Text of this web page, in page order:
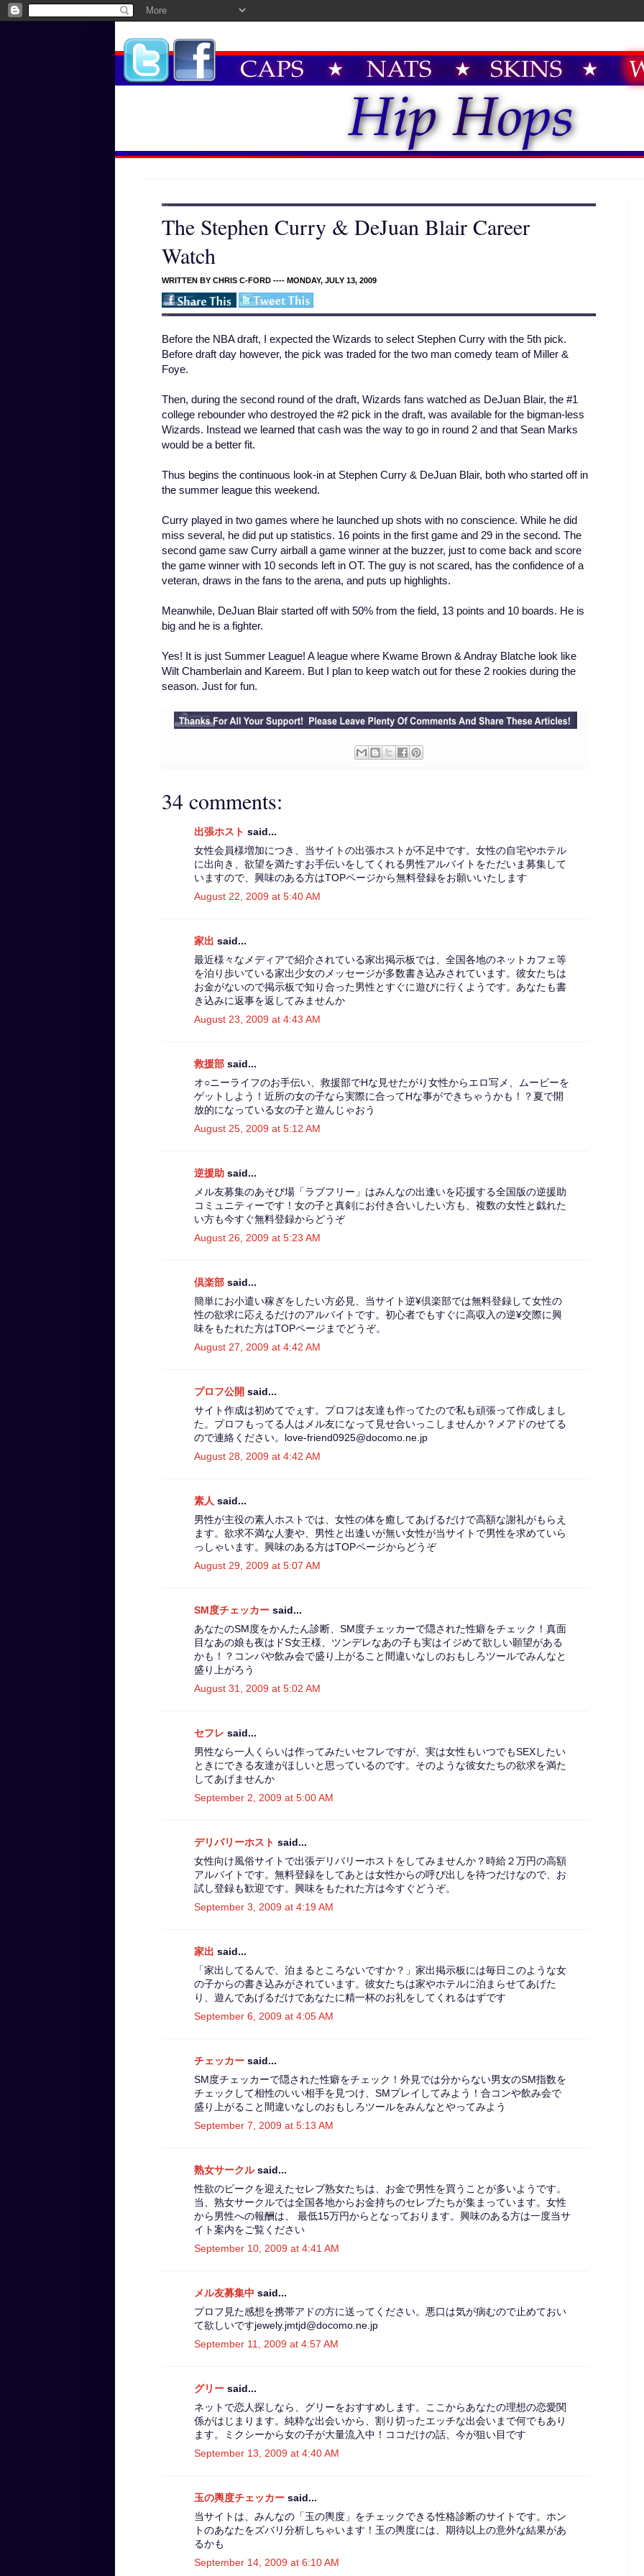
The Stephen Curry & DeJuan Blair Career
Watch
WRITTEN BY CHRIS C-FORD ---- MONDAY, JULY 13, 2009
Before the NBA draft, I expected the Wizards to select Stephen Curry with the 5th pick.
Before draft day however, the pick was traded for the two man comedy team of Miller &
Foye.
Then, during the second round of the draft, Wizards fans watched as DeJuan Blair, the #1
college rebounder who destroyed the #2 pick in the draft, was available for the bigman-less
Wizards. Instead we learned that cash was the way to go in round 2 and that Sean Marks
would be a better fit.
Thus begins the continuous look-in at Stephen Curry & DeJuan Blair, both who started off in
the summer league this weekend.
Curry played in two games where he launched up shots with no conscience. While he did
miss several, he did put up statistics. 16 points in the first game and 29 in the second. The
second game saw Curry airball a game winner at the buzzer, just to come back and score
the game winner with 10 seconds left in OT. The guy is not scared, has the confidence of a
veteran, draws in the fans to the arena, and puts up highlights.
Meanwhile, DeJuan Blair started off with 50% from the field, 13 points and 10 boards. He is
big and he is a fighter.
Yes! It is just Summer League! A league where Kwame Brown & Andray Blatche look like
Wilt Chamberlain and Kareem. But I plan to keep watch out for these 2 rookies during the
season. Just for fun.
34 comments:
出張ホスト said...
女性会員様増加につき、当サイトの出張ホストが不足中です。女性の自宅やホテル
に出向き、欲望を満たすお手伝いをしてくれる男性アルバイトをただいま募集して
いますので、興味のある方はTOPページから無料登録をお願いいたします
August 22, 2009 at 5:40 AM
家出 said...
最近様々なメディアで紹介されている家出掲示板では、全国各地のネットカフェ等
を泊り歩いている家出少女のメッセージが多数書き込みされています。彼女たちは
お金がないので掲示板で知り合った男性とすぐに遊びに行くようです。あなたも書
き込みに返事を返してみませんか
August 23, 2009 at 4:43 AM
救援部 said...
オ○ニーライフのお手伝い、救援部でHな見せたがり女性からエロ写メ、ムービーを
ゲットしよう！近所の女の子なら実際に合ってHな事ができちゃうかも！？夏で開
放的になっている女の子と遊んじゃおう
August 25, 2009 at 5:12 AM
逆援助 said...
メル友募集のあそび場「ラブフリー」はみんなの出逢いを応援する全国版の逆援助
コミュニティーです！女の子と真剣にお付き合いしたい方も、複数の女性と戯れた
い方も今すぐ無料登録からどうぞ
August 26, 2009 at 5:23 AM
倶楽部 said...
簡単にお小遣い稼ぎをしたい方必見、当サイト逆¥倶楽部では無料登録して女性の
性の欲求に応えるだけのアルバイトです。初心者でもすぐに高収入の逆¥交際に興
味をもたれた方はTOPページまでどうぞ。
August 27, 2009 at 4:42 AM
プロフ公開 said...
サイト作成は初めてでぇす。プロフは友達も作ってたので私も頑張って作成しまし
た。プロフもってる人はメル友になって見せ合いっこしませんか？メアドのせてる
ので連絡ください。love-friend0925@docomo.ne.jp
August 28, 2009 at 4:42 AM
素人 said...
男性が主役の素人ホストでは、女性の体を癒してあげるだけで高額な謝礼がもらえ
ます。欲求不満な人妻や、男性と出逢いが無い女性が当サイトで男性を求めていら
っしゃいます。興味のある方はTOPページからどうぞ
August 29, 2009 at 5:07 AM
SM度チェッカー said...
あなたのSM度をかんたん診断、SM度チェッカーで隠された性癖をチェック！真面
目なあの娘も夜はドS女王様、ツンデレなあの子も実はイジめて欲しい願望がある
かも！？コンパや飲み会で盛り上がること間違いなしのおもしろツールでみんなと
盛り上がろう
August 31, 2009 at 5:02 AM
セフレ said...
男性なら一人くらいは作ってみたいセフレですが、実は女性もいつでもSEXしたい
ときにできる友達がほしいと思っているのです。そのような彼女たちの欲求を満た
してあげませんか
September 2, 2009 at 5:00 AM
デリバリーホスト said...
女性向け風俗サイトで出張デリバリーホストをしてみませんか？時給２万円の高額
アルバイトです。無料登録をしてあとは女性からの呼び出しを待つだけなので、お
試し登録も歓迎です。興味をもたれた方は今すぐどうぞ。
September 3, 2009 at 4:19 AM
家出 said...
「家出してるんで、泊まるところないですか？」家出掲示板には毎日このような女
の子からの書き込みがされています。彼女たちは家やホテルに泊まらせてあげた
り、遊んであげるだけであなたに精一杯のお礼をしてくれるはずです
September 6, 2009 at 4:05 AM
チェッカー said...
SM度チェッカーで隠された性癖をチェック！外見では分からない男女のSM指数を
チェックして相性のいい相手を見つけ、SMプレイしてみよう！合コンや飲み会で
盛り上がること間違いなしのおもしろツールをみんなとやってみよう
September 7, 2009 at 5:13 AM
熟女サークルsaid...
性欲のピークを迎えたセレブ熟女たちは、お金で男性を買うことが多いようです。
当、熟女サークルでは全国各地からお金持ちのセレブたちが集まっています。女性
から男性への報酬は、 最低15万円からとなっております。興味のある方は一度当サ
イト案内をご覧ください
September 10, 2009 at 4:41 AM
メル友募集中 said...
プロフ見た感想を携帯アドの方に送ってください。悪口は気が病むので止めておい
て欲しいですjewely.jmtjd@docomo.ne.jp
September 11, 2009 at 4:57 AM
グリー said...
ネットで恋人探しなら、グリーをおすすめします。ここからあなたの理想の恋愛関
係がはじまります。純粋な出会いから、割り切ったエッチな出会いまで何でもあり
ます。ミクシーから女の子が大量流入中！ココだけの話、今が狙い目です
September 13, 2009 at 4:40 AM
玉の輿度チェッカー said...
当サイトは、みんなの「玉の輿度」をチェックできる性格診断のサイトです。ホン
トのあなたをズバリ分析しちゃいます！玉の輿度には、期待以上の意外な結果があ
るかも
September 14, 2009 at 6:10 AM